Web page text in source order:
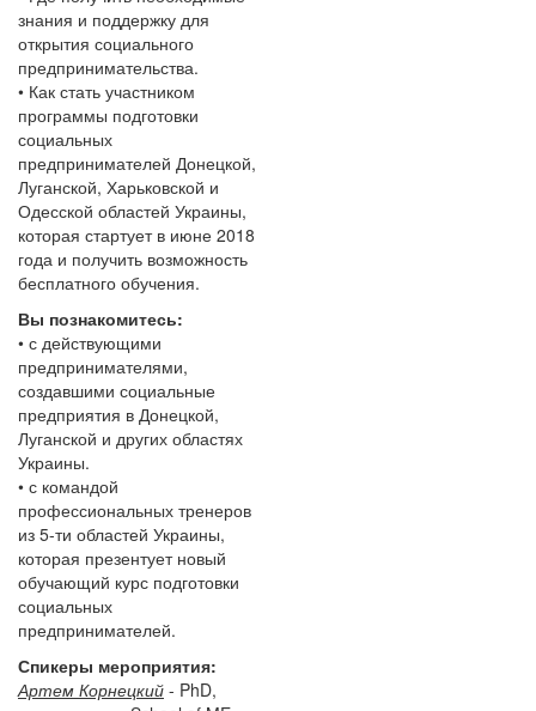
знания и поддержку для
открытия социального
предпринимательства.
• Как стать участником
программы подготовки
социальных
предпринимателей Донецкой,
Луганской, Харьковской и
Одесской областей Украины,
которая стартует в июне 2018
года и получить возможность
бесплатного обучения.
Вы познакомитесь:
• с действующими
предпринимателями,
создавшими социальные
предприятия в Донецкой,
Луганской и других областях
Украины.
• с командой
профессиональных тренеров
из 5-ти областей Украины,
которая презентует новый
обучающий курс подготовки
социальных
предпринимателей.
Спикеры мероприятия:
Артем Корнецкий - PhD,